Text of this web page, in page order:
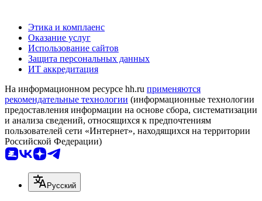
Этика и комплаенс
Оказание услуг
Использование сайтов
Защита персональных данных
ИТ аккредитация
На информационном ресурсе hh.ru применяются
рекомендательные технологии (информационные технологии
предоставления информации на основе сбора, систематизации
и анализа сведений, относящихся к предпочтениям
пользователей сети «Интернет», находящихся на территории
Российской Федерации)
Русский